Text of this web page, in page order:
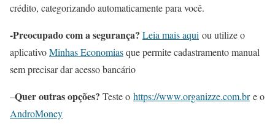
crédito, categorizando automaticamente para você.
-Preocupado com a segurança? Leia mais aqui ou utilize o
aplicativoMinhas Economiasque permite cadastramento manual
sem precisar dar acesso bancário
–Quer outras opções? Teste o https://www.organizze.com.bre o
AndroMoney